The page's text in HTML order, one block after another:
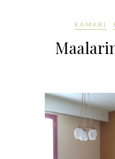
KAMARI